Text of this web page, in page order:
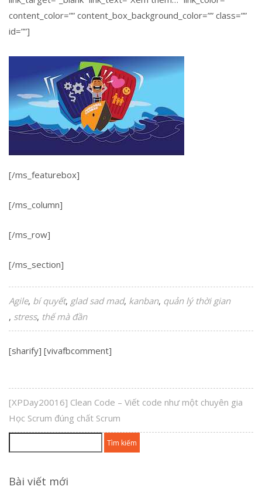
content_color=”” content_box_background_color=”” class=””
id=””]
[/ms_featurebox]
[/ms_column]
[/ms_row]
[/ms_section]
Agile bí quyết glad sad mad kanban quản lý thời gian
stress thế mà đần
[sharify] [vivafbcomment]
[XPDay20016] Clean Code – Viết code như một chuyên gia
Học Scrum đúng chất Scrum
kiếm
Bài viết mới